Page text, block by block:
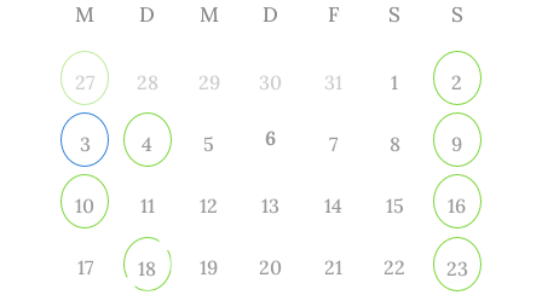
M D M D F S S
27 28 29 30 31 1 2
3 4 5 6 7 8 9
10 11 12 13 14 15 16
17 18 19 20 21 22 23